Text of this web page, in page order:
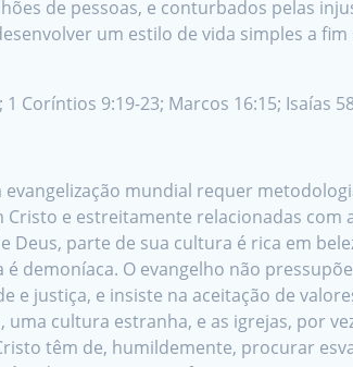
de pessoas, e conturbados pelas
um estilo de vida simples a
Coríntios 9:19-23; Marcos 16:15; Isaías
mundial requer
e estreitamente relacionadas
Deus, parte de sua cultura é rica em
demoníaca. O evangelho não
e justiça, e insiste na aceitação de
cultura estranha, e as igrejas, por
têm de, humildemente, procurar